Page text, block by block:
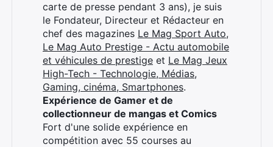
carte de presse pendant 3 ans), je suis
le Fondateur, Directeur et Rédacteur en
chef des magazines Le Mag Sport Auto,
Le Mag Auto Prestige - Actu automobile
et véhicules de prestige et Le Mag Jeux
High-Tech - Technologie, Médias,
Gaming, cinéma, Smartphones.
Expérience de Gamer et de
collectionneur de mangas et Comics
Fort d'une solide expérience en
compétition avec 55 courses au